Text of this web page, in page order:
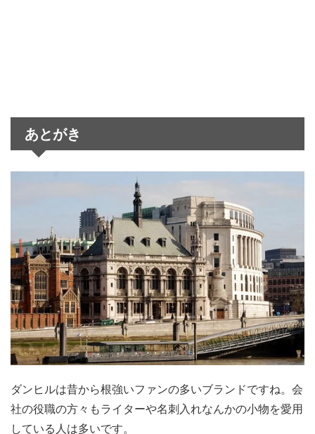
あとがき
ダンヒルは昔から根強いファンの多いブランドですね。会
社の役職の方々もライターや名刺入れなんかの小物を愛用
している人は多いです。